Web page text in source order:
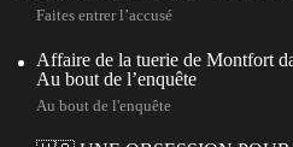
Faites entrer l’accusé
Affaire de la tuerie de Montfort
Au bout de l’enquête
Au bout de l'enquête